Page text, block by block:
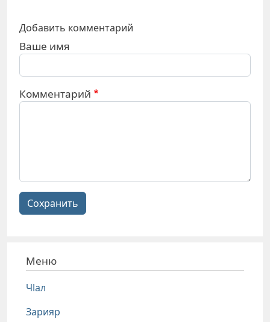
Добавить комментарий
Ваше имя
Комментарий
Сохранить
Меню
Чlал
Зарияр